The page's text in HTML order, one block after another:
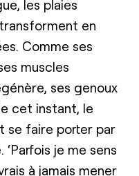
les plaies
en
Comme ses
muscles
ses genoux
cet instant, le
se faire porter par
je me sens
à jamais mener